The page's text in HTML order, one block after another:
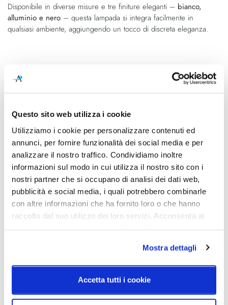
Questo sito web utilizza i cookie
Utilizziamo i cookie per personalizzare contenuti ed
annunci, per fornire funzionalità dei social media e per
analizzare il nostro traffico. Condividiamo inoltre
informazioni sul modo in cui utilizza il nostro sito con i
nostri partner che si occupano di analisi dei dati web,
pubblicità e social media, i quali potrebbero combinarle
con altre informazioni che ha fornito loro o che hanno
raccolto dal suo utilizzo dei loro servizi. Acconsenta ai
Mostra dettagli
Accetta tutti i cookie
Disponibile in diverse misure e tre finiture eleganti – bianco,
alluminio e nero – questa lampada si integra facilmente in
qualsiasi ambiente, aggiungendo un tocco di discreta eleganza.
Grande
Dimensioni
907mm - H. 50mm - 100mm
Sorgente luminosa
Led integrato
Potenza e attacco
50W - 3000K - 6636lm -
CRI90 - IP40
Classe energetica
A++
IP
40
Schemi tecnici